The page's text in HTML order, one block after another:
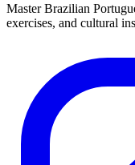
Master Brazilian
exercises, and cultural